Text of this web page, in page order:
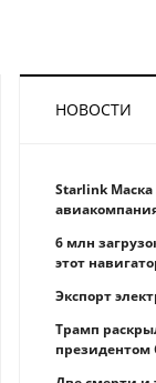
НОВОСТИ
Starlink
6 млн
этот
Экспорт
Трамп